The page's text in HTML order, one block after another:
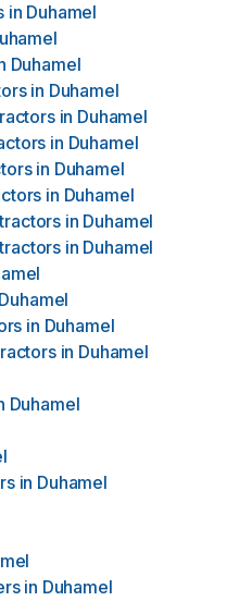
in Duhamel
Duhamel
in Duhamel
in Duhamel
in Duhamel
in Duhamel
in Duhamel
in Duhamel
in Duhamel
Duhamel
in Duhamel
in Duhamel
Duhamel
in Duhamel
in Duhamel